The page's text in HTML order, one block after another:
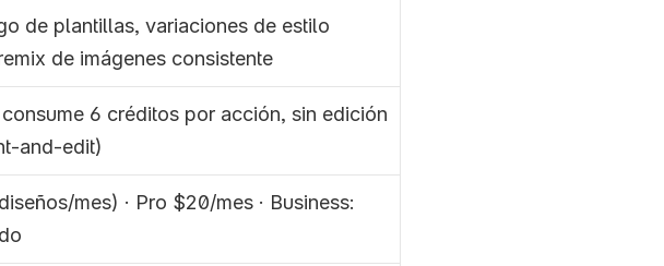
de plantillas, variaciones de estilo
de imágenes consistente
6 créditos por acción, sin edición
and-edit)
mes) · Pro $20/mes · Business: